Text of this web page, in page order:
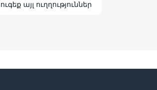
այլ ուղղություններ